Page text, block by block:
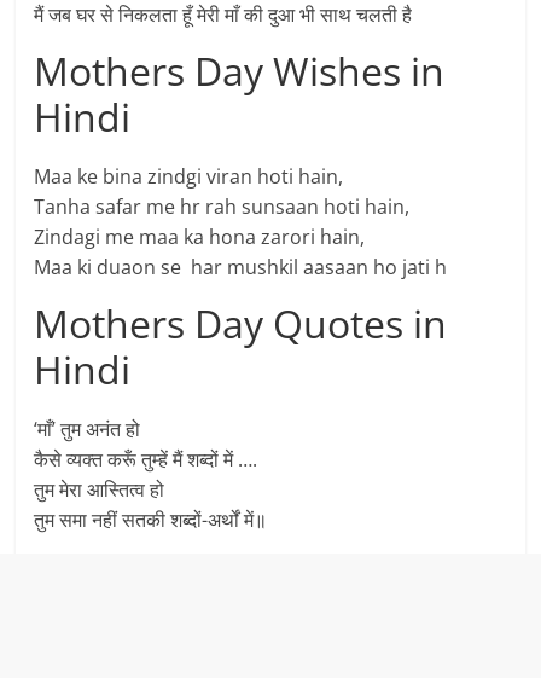
मैं जब घर से निकलता हूँ मेरी माँ की दुआ भी साथ चलती है
Mothers Day Wishes in
Hindi
Maa ke bina zindgi viran hoti hain,
Tanha safar me hr rah sunsaan hoti hain,
Zindagi me maa ka hona zarori hain,
Maa ki duaon se har mushkil aasaan ho jati h
Mothers Day Quotes in
Hindi
‘माँ’ तुम अनंत हो
कैसे व्यक्त करूँ तुम्हें मैं शब्दों में ….
तुम मेरा आस्तित्व हो
तुम समा नहीं सतकी शब्दों-अर्थों में॥